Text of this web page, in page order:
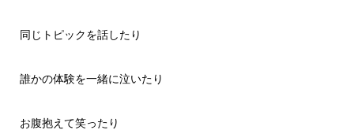
同じトピックを話したり
誰かの体験を一緒に泣いたり
お腹抱えて笑ったり